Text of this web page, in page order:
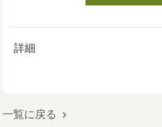
詳細
一覧に戻る